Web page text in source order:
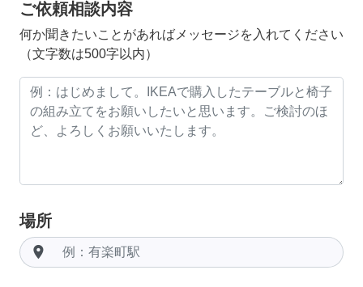
ご依頼相談内容
何か聞きたいことがあればメッセージを入れてください
（文字数は500字以内）
場所
room